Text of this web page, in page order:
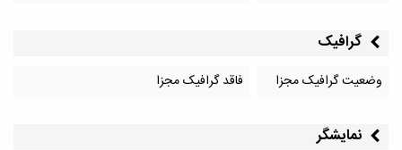
گرافیک
وضعیت گرافیک مجزا فاقد گرافیک مجزا
نمایشگر